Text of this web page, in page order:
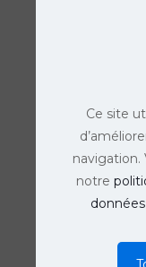
Adhérer à
Ce site
navigation.
notre
données